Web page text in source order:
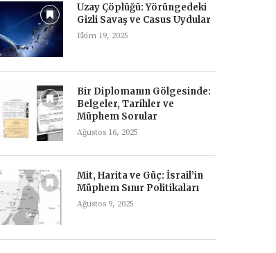
Uzay Çöplüğü: Yörüngedeki
Gizli Savaş ve Casus Uydular
Ekim 19, 2025
Bir Diplomanın Gölgesinde:
Belgeler, Tarihler ve
Müphem Sorular
Ağustos 16, 2025
Mit, Harita ve Güç: İsrail’in
Müphem Sınır Politikaları
Ağustos 9, 2025